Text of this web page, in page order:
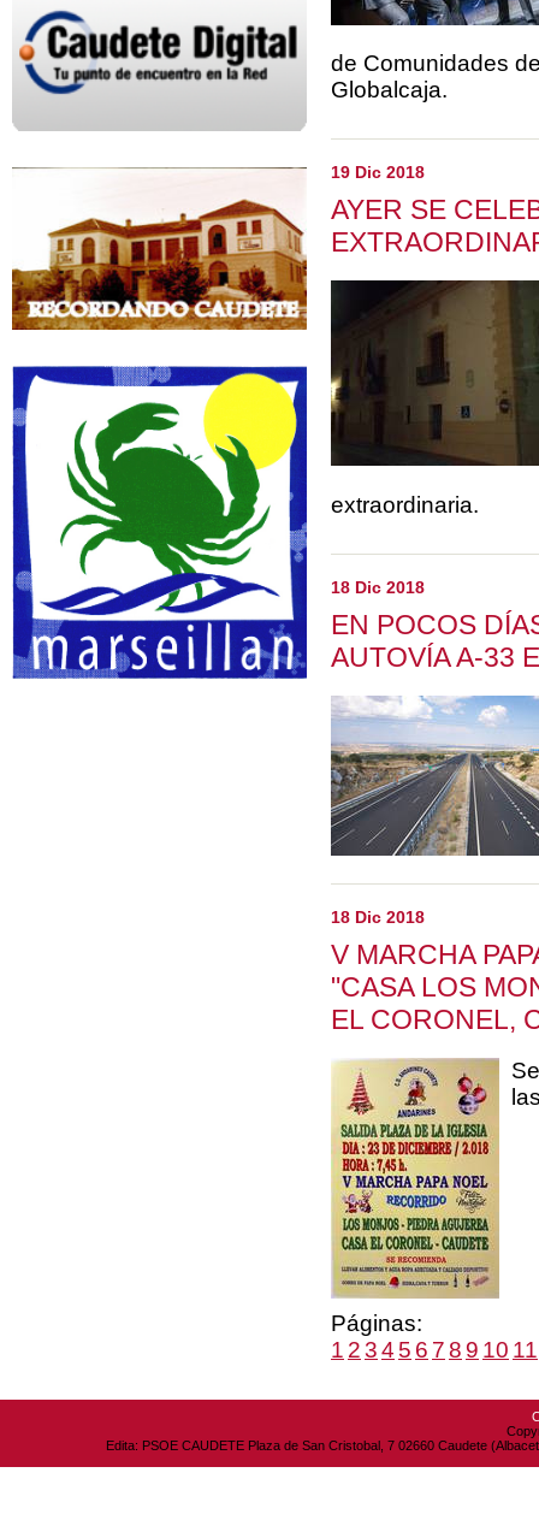
de Comunidades
Globalcaja.
19 Dic 2018
AYER SE
extraordinaria.
18 Dic 2018
EN POCOS
AUTOVÍA A-33
18 Dic 2018
V MARCHA
"CASA LOS
EL CORONEL,
Páginas:
1 234 5 6 78 9 10 11
Edita: PSOE CAUDETE Plaza de San Cristobal, 7 02660 Caudete